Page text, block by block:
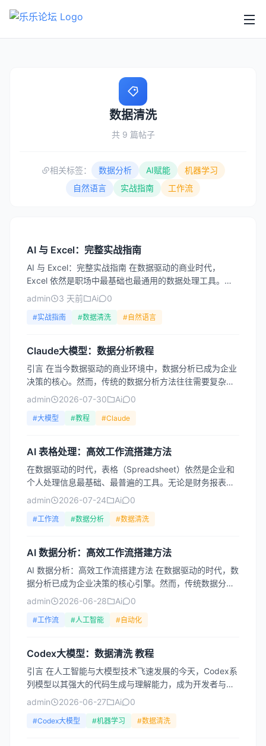
数据清洗
共 9 篇帖子
相关标签： 数据分析 AI赋能
机器学习
自然语言
实战指南 工作流
AI 与 Excel：完整实战指南
AI 与 Excel：完整实战指南 在数据驱动的商业时代，
Excel 依然是职场中最基础也最通用的数据处理工具。然
而，随着数据量的爆炸式增长和业务逻辑的复杂化，...
admin 3 天前 Ai 0
#实战指南 #数据清洗 #自然语言
Claude大模型：数据分析教程
引言 在当今数据驱动的商业环境中，数据分析已成为企业
决策的核心。然而，传统的数据分析方法往往需要复杂的
编程技能、统计学知识以及昂贵的软件工具。随着人工智
admin 2026-07-30 Ai 0
#大模型 #教程 #Claude
AI 表格处理：高效工作流搭建方法
在数据驱动的时代，表格（Spreadsheet）依然是企业和
个人处理信息最基础、最普遍的工具。无论是财务报表、
销售数据、客户名单，还是科研实验记录，表格都承载
admin 2026-07-24 Ai 0
#工作流 #数据分析 #数据清洗
AI 数据分析：高效工作流搭建方法
AI 数据分析：高效工作流搭建方法 在数据驱动的时代，数
据分析已成为企业决策的核心引擎。然而，传统数据分析
流程往往面临数据清洗耗时、模型选择复杂、结果解读困
admin 2026-06-28 Ai 0
#工作流 #人工智能 #自动化
Codex大模型：数据清洗 教程
引言 在人工智能与大模型技术飞速发展的今天，Codex系
列模型以其强大的代码生成与理解能力，成为开发者与数
据科学家手中的利器。然而，无论模型多么先进，其性能
admin 2026-06-27 Ai 0
#Codex大模型 #机器学习 #数据清洗